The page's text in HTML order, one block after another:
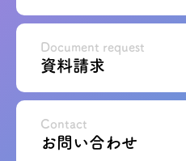
資料請求
Document request
お問い合わせ
Contact